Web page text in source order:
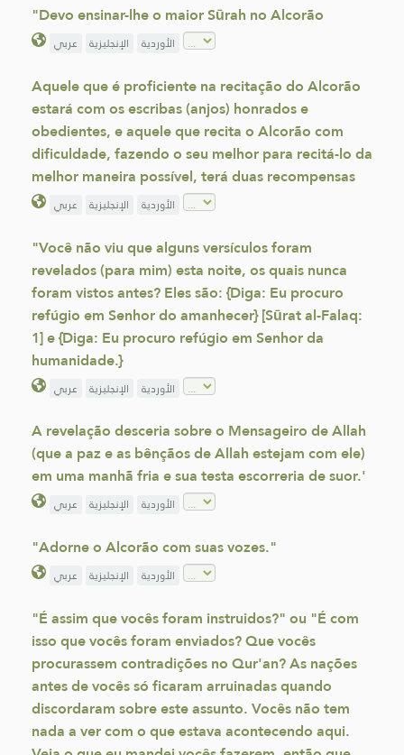
"Devo ensinar-lhe o maior Sūrah no Alcorão
عربي الإنجليزية الأوردية
Aquele que é proficiente na recitação do Alcorão
estará com os escribas (anjos) honrados e
obedientes, e aquele que recita o Alcorão com
dificuldade, fazendo o seu melhor para recitá-lo da
melhor maneira possível, terá duas recompensas
عربي الإنجليزية الأوردية
"Você não viu que alguns versículos foram
revelados (para mim) esta noite, os quais nunca
foram vistos antes? Eles são: {Diga: Eu procuro
refúgio em Senhor do amanhecer} [Sūrat al-Falaq:
1] e {Diga: Eu procuro refúgio em Senhor da
humanidade.}
عربي الإنجليزية الأوردية
A revelação desceria sobre o Mensageiro de Allah
(que a paz e as bênçãos de Allah estejam com ele)
em uma manhã fria e sua testa escorreria de suor.'
عربي الإنجليزية الأوردية
"Adorne o Alcorão com suas vozes."
عربي الإنجليزية الأوردية
"É assim que vocês foram instruidos?" ou "É com
isso que vocês foram enviados? Que vocês
procurassem contradições no Qur'an? As nações
antes de vocês só ficaram arruinadas quando
discordaram sobre este assunto. Vocês não tem
nada a ver com o que estava acontecendo aqui.